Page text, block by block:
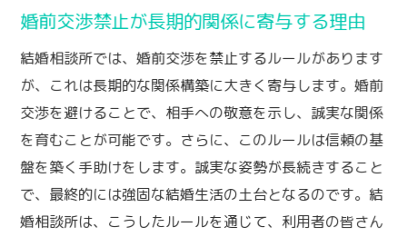
婚前交渉禁止が長期的関係に寄与する理由
結婚相談所では、婚前交渉を禁止するルールがあります
が、これは長期的な関係構築に大きく寄与します。婚前
交渉を避けることで、相手への敬意を示し、誠実な関係
を育むことが可能です。さらに、このルールは信頼の基
盤を築く手助けをします。誠実な姿勢が長続きすること
で、最終的には強固な結婚生活の土台となるのです。結
婚相談所は、こうしたルールを通じて、利用者の皆さん